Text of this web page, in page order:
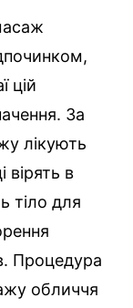
цій
За
лікують
вірять в
тіло для
Процедура
обличчя